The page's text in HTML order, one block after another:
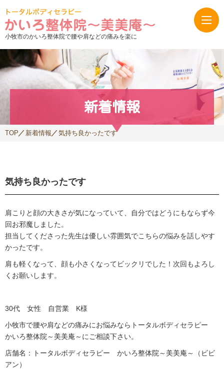
小牧市のかいろ整体院で腰や肩などの痛みを楽に
新着情報
TOP 新着情報 気持ち良かったです
気持ち良かったです
肩こりと顔の大きさが気になっていて、自分ではどうにもならず今
回お邪魔しました。
担当してくださった先生は優しい雰囲気でこちらの悩みを話しやす
かったです。
肩も軽くなって、顔も小さくなってビックリでした！次回もよろし
くお願いします。
30代 女性 自営業 K様
小牧市で腰や肩などの痛みにお悩みならトータルボディセラピー
かいろ整体院～美美庵～にご相談下さい。
店舗名：トータルボディセラピー かいろ整体院～美美庵～（ビビ
アン）